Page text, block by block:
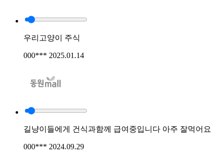
우리고양이 주식
000*** 2025.01.14
길냥이들에게 건식과함께 급여중입니다 아주 잘먹어요
000*** 2024.09.29